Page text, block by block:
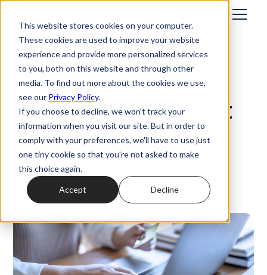
This website stores cookies on your computer.
These cookies are used to improve your website
experience and provide more personalized services
to you, both on this website and through other
media. To find out more about the cookies we use,
see our Privacy Policy.
If you choose to decline, we won't track your
information when you visit our site. But in order to
comply with your preferences, we'll have to use just
one tiny cookie so that you're not asked to make
this choice again.
Accept Decline
Stratégie omnicanale
Commerce unifié vs
omnicanal : enjeux et
différences clés
28/8/2024